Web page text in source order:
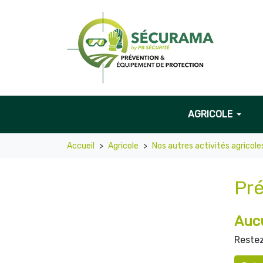
AGRICOLE
Accueil Agricole Nos autres activités